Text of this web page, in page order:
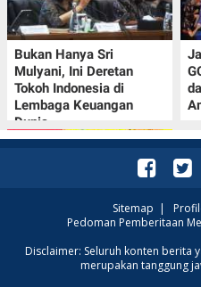
Bukan Hanya Sri
Mulyani, Ini Deretan
Tokoh Indonesia di
Lembaga Keuangan
Dunia
Promo JSM Alfamart 7–
9 Agustus 2026, Minyak
Sitemap |
Pedoman Pemberitaan
Disclaimer: Seluruh konten berita
merupakan tanggung